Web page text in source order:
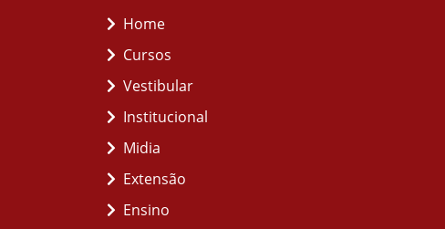
Home
Cursos
Vestibular
Institucional
Midia
Extensão
Ensino